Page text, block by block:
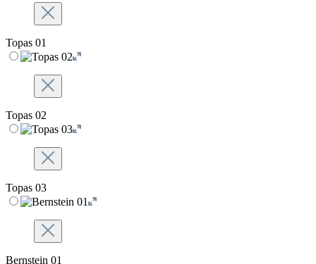
Topas 01
Topas 02
Topas 03
Bernstein 01